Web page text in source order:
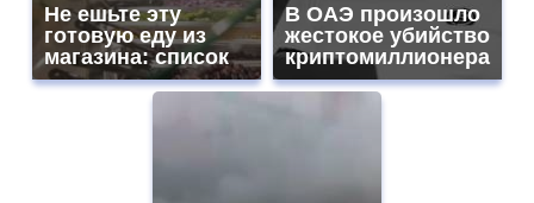
Не ешьте эту
готовую еду из
магазина: список
В ОАЭ произошло
жестокое убийство
криптомиллионера